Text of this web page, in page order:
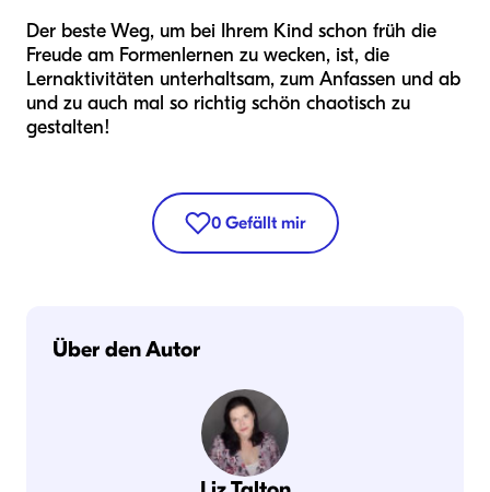
Der beste Weg, um bei Ihrem Kind schon früh die
Freude am Formenlernen zu wecken, ist, die
Lernaktivitäten unterhaltsam, zum Anfassen und ab
und zu auch mal so richtig schön chaotisch zu
gestalten!
0 Gefällt mir
Über den Autor